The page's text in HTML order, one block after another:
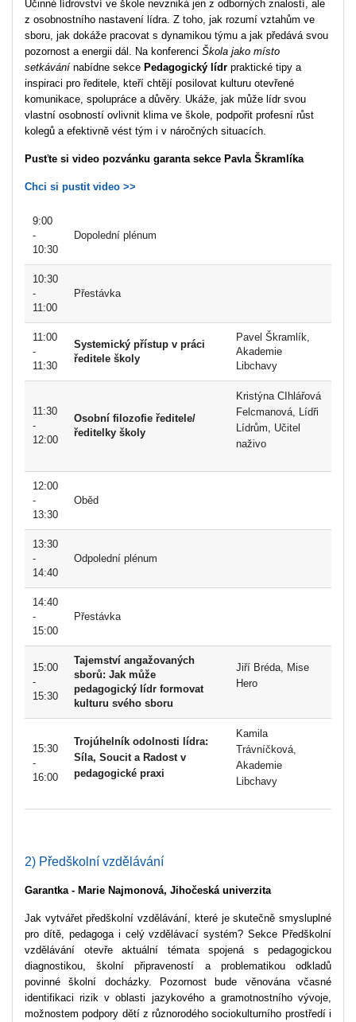
Účinné lídrovství ve škole nevzniká jen z odborných znalostí, ale
z osobnostního nastavení lídra. Z toho, jak rozumí vztahům ve
sboru, jak dokáže pracovat s dynamikou týmu a jak předává svou
pozornost a energii dál. Na konferenci Škola jako místo
setkávánínabídne sekce Pedagogický lídr praktické tipy a
inspiraci pro ředitele, kteří chtějí posilovat kulturu otevřené
komunikace, spolupráce a důvěry. Ukáže, jak může lídr svou
vlastní osobností ovlivnit klima ve škole, podpořit profesní růst
kolegů a efektivně vést tým i v náročných situacích.
Pusťte si video pozvánku garanta sekce Pavla Škramlíka
Chci si pustit video >>
9:00
-
10:30
Dopolední plénum
10:30
-
11:00
Přestávka
11:00
-
11:30
Systemický přístup v práci
ředitele školy
Pavel Škramlík,
Akademie
Libchavy
11:30
-
12:00
Osobní filozofie ředitele/
ředitelky školy
Kristýna CIhlářová
Felcmanová, Lídři
Lídrům, Učitel
naživo
12:00
-
13:30
Oběd
13:30
-
14:40
Odpolední plénum
14:40
-
15:00
Přestávka
15:00
-
15:30
Tajemství angažovaných
sborů: Jak může
pedagogický lídr formovat
kulturu svého sboru
Jiří Bréda, Mise
Hero
15:30
-
16:00
Trojúhelník odolnosti lídra:
Síla, Soucit a Radost v
pedagogické praxi
Kamila
Trávníčková,
Akademie
Libchavy
2) Předškolní vzdělávání
Garantka - Marie Najmonová, Jihočeská univerzita
Jak vytvářet předškolní vzdělávání, které je skutečně smysluplné
pro dítě, pedagoga i celý vzdělávací systém? Sekce Předškolní
vzdělávání otevře aktuální témata spojená s pedagogickou
diagnostikou, školní připraveností a problematikou odkladů
povinné školní docházky. Pozornost bude věnována včasné
identifikaci rizik v oblasti jazykového a gramotnostního vývoje,
možnostem podpory dětí z různorodého sociokulturního prostředí i